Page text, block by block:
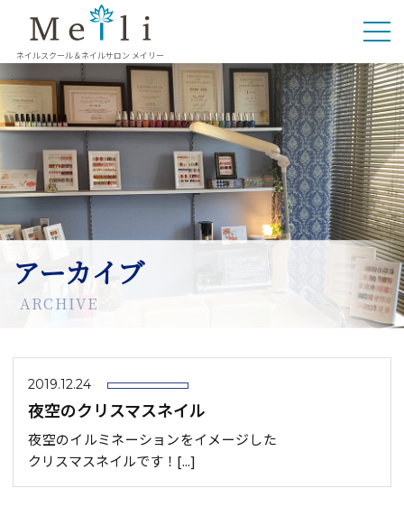
ネイルスクール＆ネイルサロン メイリー
アーカイブ
ARCHIVE
2019.12.24
夜空のクリスマスネイル
夜空のイルミネーションをイメージした
クリスマスネイルです！[...]